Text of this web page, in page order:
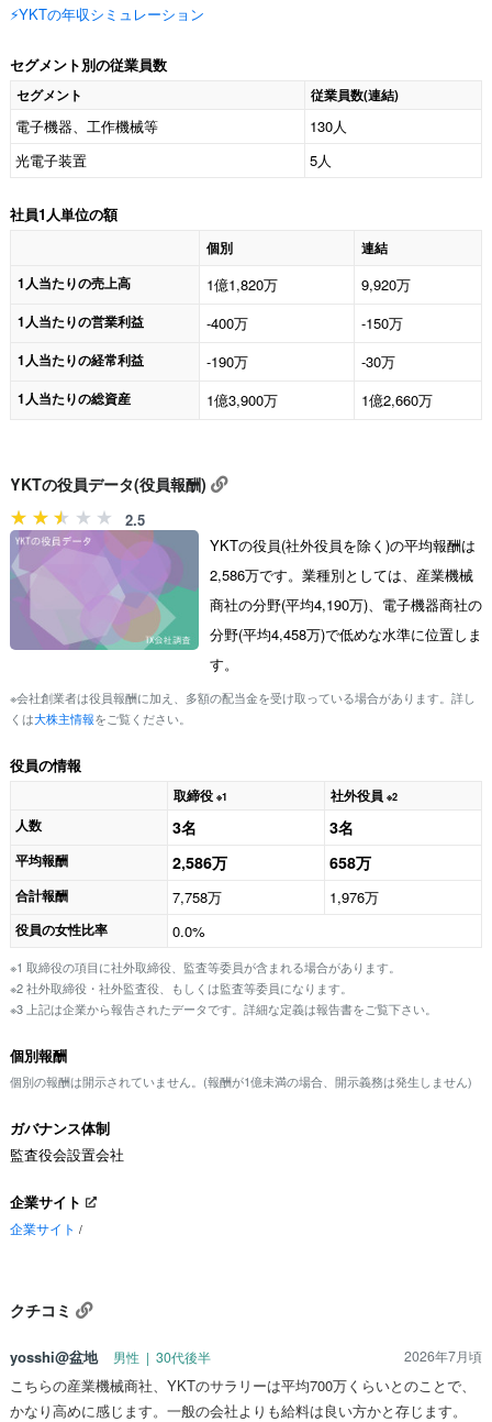
⚡️YKTの年収シミュレーション
セグメント別の従業員数
セグメント 従業員数(連結)
電子機器、工作機械等
130人
光電子装置
5人
社員1人単位の額
個別
連結
1人当たりの売上高
1億1,820万 9,920万
1人当たりの営業利益 -400万 -150万
1人当たりの経常利益 -190万 -30万
1人当たりの総資産 1億3,900万 1億2,660万
YKTの役員データ(役員報酬)
2.5
YKTの役員(社外役員を除く)の平均報酬は
2,586万です。業種別としては、産業機械
商社の分野(平均4,190万)、電子機器商社の
分野(平均4,458万)で低めな水準に位置しま
す。
※会社創業者は役員報酬に加え、多額の配当金を受け取っている場合があります。詳し
くは大株主情報をご覧ください。
役員の情報
取締役 ※1 社外役員 ※2
人数 3名 3名
平均報酬 2,586万 658万
合計報酬 7,758万 1,976万
役員の女性比率 0.0%
※1 取締役の項目に社外取締役、監査等委員が含まれる場合があります。
※2 社外取締役・社外監査役、もしくは監査等委員になります。
※3 上記は企業から報告されたデータです。詳細な定義は報告書をご覧下さい。
個別報酬
個別の報酬は開示されていません。(報酬が1億未満の場合、開示義務は発生しません)
ガバナンス体制
監査役会設置会社
企業サイト
企業サイト /
クチコミ
yosshi@盆地 男性 | 30代後半 2026年7月頃
こちらの産業機械商社、YKTのサラリーは平均700万くらいとのことで、
かなり高めに感じます。一般の会社よりも給料は良い方かと存じます。